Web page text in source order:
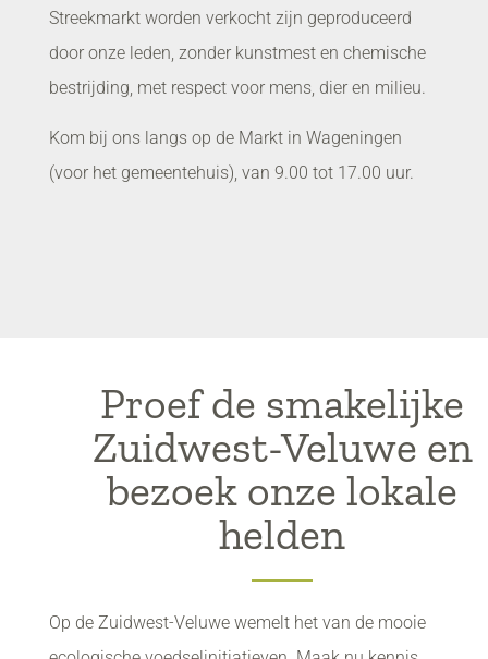
Streekmarkt worden verkocht zijn geproduceerd
door onze leden, zonder kunstmest en chemische
bestrijding, met respect voor mens, dier en milieu.
Kom bij ons langs op de Markt in Wageningen
(voor het gemeentehuis), van 9.00 tot 17.00 uur.
Proef de smakelijke
Zuidwest-Veluwe en
bezoek onze lokale
helden
Op de Zuidwest-Veluwe wemelt het van de mooie